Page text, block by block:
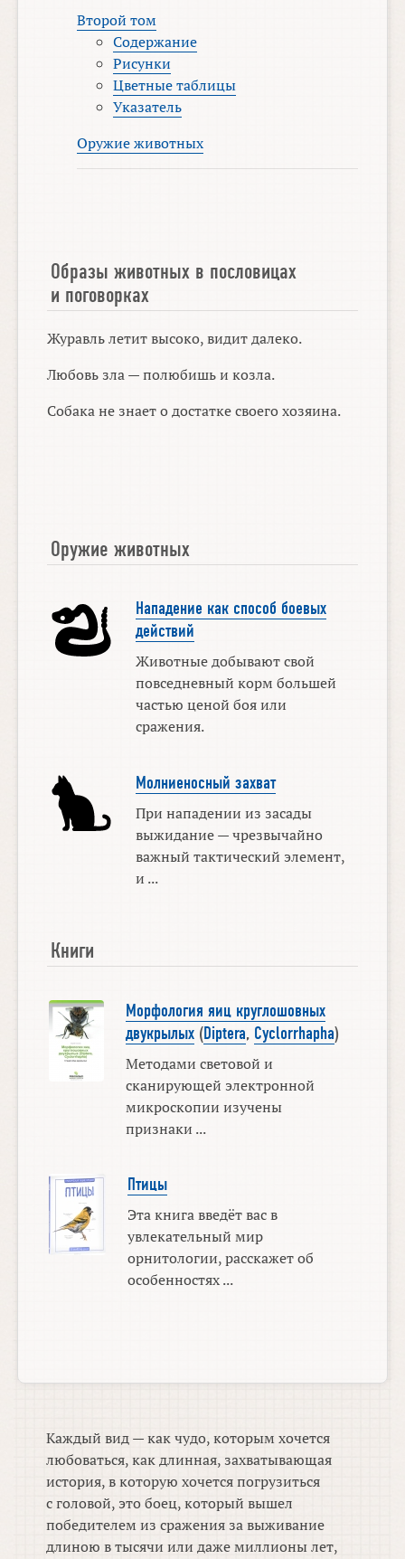
Второй том
Содержание
Рисунки
Цветные таблицы
Указатель
Оружие животных
Образы животных в пословицах
и поговорках
Журавль летит высоко, видит далеко.
Любовь зла — полюбишь и козла.
Собака не знает о достатке своего хозяина.
Оружие животных
Нападение как способ боевых
действий
Животные добывают свой
повседневный корм большей
частью ценой боя или
сражения.
Молниеносный захват
При нападении из засады
выжидание — чрезвычайно
важный тактический элемент,
и ...
Книги
Морфология яиц круглошовных
двукрылых(Diptera, Cyclorrhapha)
Методами световой и
сканирующей электронной
микроскопии изучены
признаки ...
Птицы
Эта книга введёт вас в
увлекательный мир
орнитологии, расскажет об
особенностях ...
Каждый вид — как чудо, которым хочется
любоваться, как длинная, захватывающая
история, в которую хочется погрузиться
с головой, это боец, который вышел
победителем из сражения за выживание
длиною в тысячи или даже миллионы лет,